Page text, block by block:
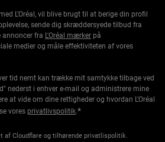
L’Oréal, vil blive brugt til at berige din profil
sende dig skræddersyede tilbud fra
annoncer fra L'Oréal mærker på
medier og måle effektiviteten af vores
tid nemt kan trække mit samtykke tilbage ved
nederst i enhver e-mail og administrere mine
at vide om dine rettigheder og hvordan L’Oréal
vores privatlivspolitik.*
af Cloudflare og tilhørende privatlispolitik.